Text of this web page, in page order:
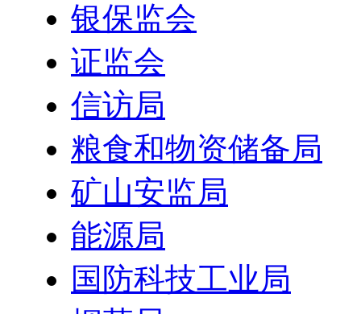
银保监会
证监会
信访局
粮食和物资储备局
矿山安监局
能源局
国防科技工业局